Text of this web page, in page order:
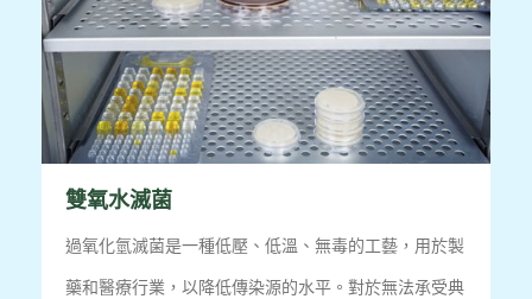
雙氧水滅菌
過氧化氫滅菌是一種低壓、低溫、無毒的工藝，用於製
藥和醫療行業，以降低傳染源的水平。對於無法承受典